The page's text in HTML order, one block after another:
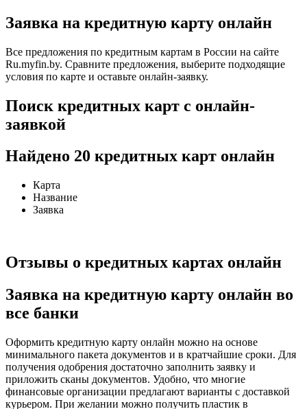
Заявка на кредитную карту онлайн
Все предложения по кредитным картам в России на сайте
Ru.myfin.by. Сравните предложения, выберите подходящие
условия по карте и оставьте онлайн-заявку.
Поиск кредитных карт с онлайн-
заявкой
Найдено 20 кредитных карт онлайн
Карта
Название
Заявка
Отзывы о кредитных картах онлайн
Заявка на кредитную карту онлайн во
все банки
Оформить кредитную карту онлайн можно на основе
минимального пакета документов и в кратчайшие сроки. Для
получения одобрения достаточно заполнить заявку и
приложить сканы документов. Удобно, что многие
финансовые организации предлагают варианты с доставкой
курьером. При желании можно получить пластик в